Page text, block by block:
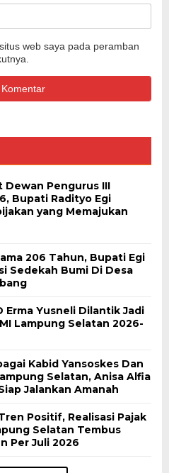
web saya pada peramban
Dewan Pengurus III
Bupati Radityo Egi
yang Memajukan
206 Tahun, Bupati Egi
Sedekah Bumi Di Desa
Erma Yusneli Dilantik Jadi
Lampung Selatan 2026-
Kabid Yansoskes Dan
Selatan, Anisa Alfia
Jalankan Amanah
Positif, Realisasi Pajak
Selatan Tembus
Per Juli 2026